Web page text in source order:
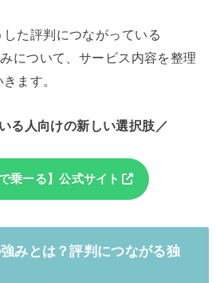
た評判につながっている
について、サービス内容を整理
ます。
る人向けの新しい選択肢／
乗ーる】公式サイト
みとは？評判につながる独